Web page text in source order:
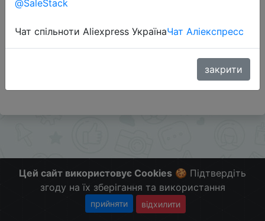
Додаткова інформація відсутня.
Слідкуйте за знижками на мобільному, в телеграм
Цей сайт використовує Cookies 🍪 Підтвердіть
згоду на їх зберігання та використання
прийняти відхилити
@SaleStack
Чат спільноти Aliexpress УкраїнаЧат Аліекспресс
закрити